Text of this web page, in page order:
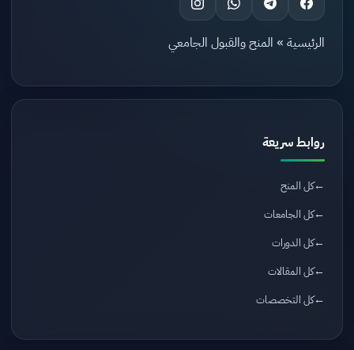
الرئيسية » المنح والقبول الجامعي
روابط سريعة
كل المنح
كل الجامعات
كل الدورات
كل المقالات
كل التخصصات